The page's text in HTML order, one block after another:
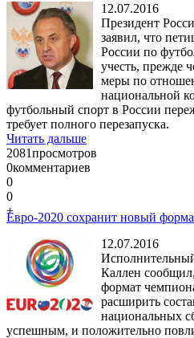
12.07.2016
Президент
заявил, что
России по
учесть, прежде
меры по
национальной
футбольный спорт в России
требует полного перезапуска.
Читать дальше
2081просмотров
0комментариев
0
0
+
Евро-2020 сохранит новый
12.07.2016
Каллен
формат
расширить
национальных
успешным, и положительно